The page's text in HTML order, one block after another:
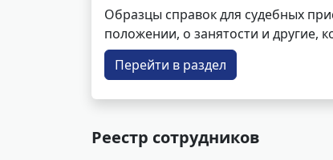
Образцы справок для судебных
положении, о занятости и другие,
Перейти в раздел
Реестр сотрудников